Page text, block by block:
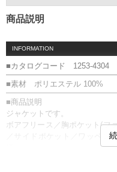
商品説明
INFORMATION
■カタログコード 1253-4304
■素材 ポリエステル 100%
■商品説明
ジャケットです。
ボアフリース／胸ポケット(フ
／サイドポケット／ワッペン